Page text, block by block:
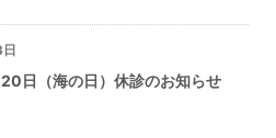
日（海の日）休診のお知らせ